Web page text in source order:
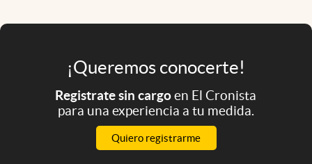
¡Queremos conocerte!
Registrate sin cargoen El Cronista
para una experiencia a tu medida.
Quiero registrarme